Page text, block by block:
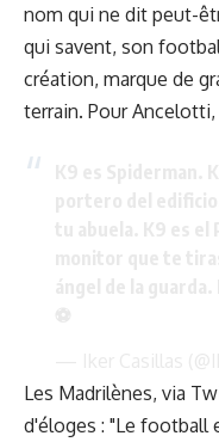
nom qui ne dit peut-
qui savent, son
création, marque de
terrain. Pour
Les Madrilènes, via
d'éloges : "Le football